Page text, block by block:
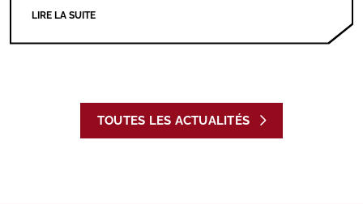
LIRE LA SUITE
TOUTES LES ACTUALITÉS